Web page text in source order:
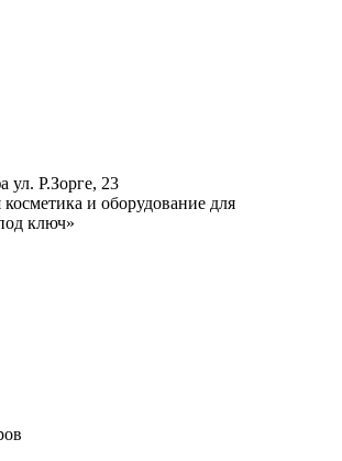
ул. Р.Зорге, 23
и оборудование для
ключ»